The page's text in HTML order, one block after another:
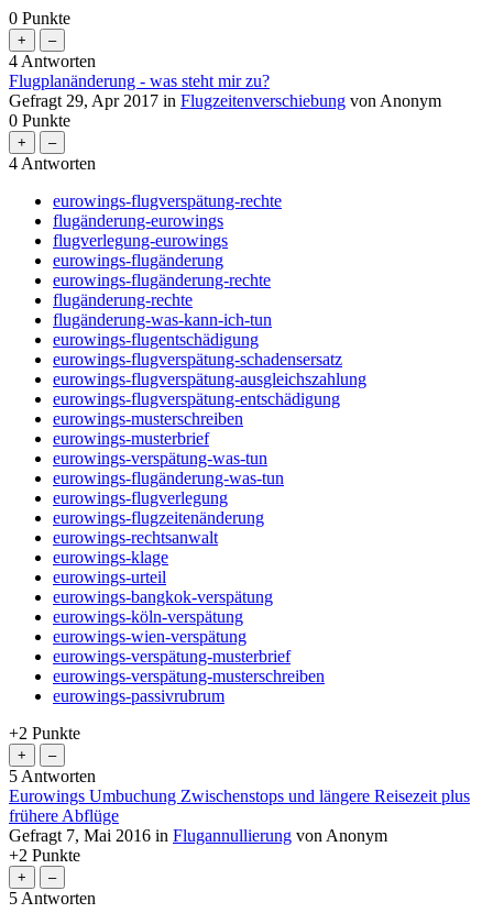
0 Punkte
4 Antworten
Flugplanänderung - was steht mir zu?
Gefragt 29, Apr 2017 in Flugzeitenverschiebung von Anonym
0 Punkte
4 Antworten
eurowings-flugverspätung-rechte
flugänderung-eurowings
flugverlegung-eurowings
eurowings-flugänderung
eurowings-flugänderung-rechte
flugänderung-rechte
flugänderung-was-kann-ich-tun
eurowings-flugentschädigung
eurowings-flugverspätung-schadensersatz
eurowings-flugverspätung-ausgleichszahlung
eurowings-flugverspätung-entschädigung
eurowings-musterschreiben
eurowings-musterbrief
eurowings-verspätung-was-tun
eurowings-flugänderung-was-tun
eurowings-flugverlegung
eurowings-flugzeitenänderung
eurowings-rechtsanwalt
eurowings-klage
eurowings-urteil
eurowings-bangkok-verspätung
eurowings-köln-verspätung
eurowings-wien-verspätung
eurowings-verspätung-musterbrief
eurowings-verspätung-musterschreiben
eurowings-passivrubrum
+2 Punkte
5 Antworten
Eurowings Umbuchung Zwischenstops und längere Reisezeit plus
frühere Abflüge
Gefragt 7, Mai 2016 in Flugannullierung von Anonym
+2 Punkte
5 Antworten